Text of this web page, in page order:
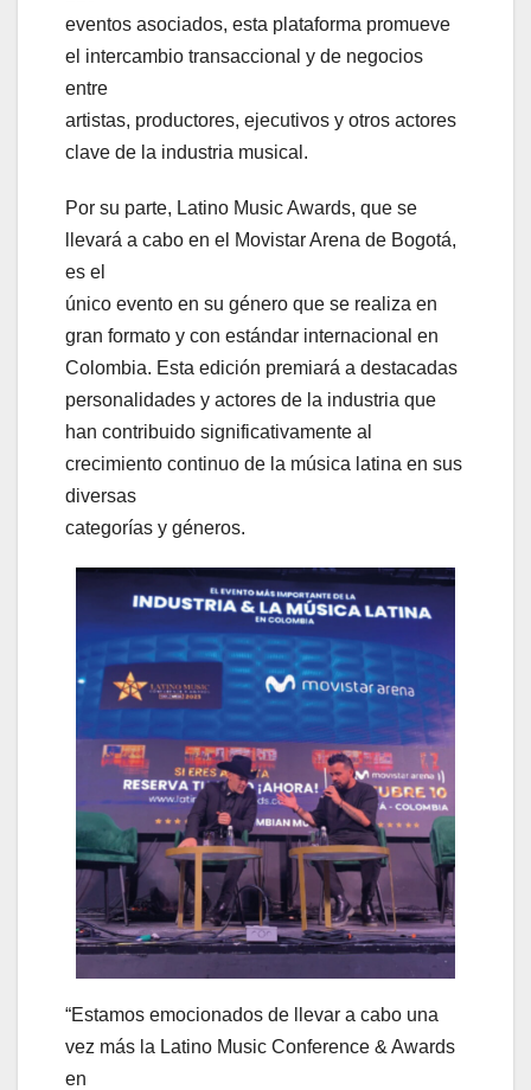
eventos asociados, esta plataforma promueve
el intercambio transaccional y de negocios
entre
artistas, productores, ejecutivos y otros actores
clave de la industria musical.
Por su parte, Latino Music Awards, que se
llevará a cabo en el Movistar Arena de Bogotá,
es el
único evento en su género que se realiza en
gran formato y con estándar internacional en
Colombia. Esta edición premiará a destacadas
personalidades y actores de la industria que
han contribuido significativamente al
crecimiento continuo de la música latina en sus
diversas
categorías y géneros.
“Estamos emocionados de llevar a cabo una
vez más la Latino Music Conference & Awards
en